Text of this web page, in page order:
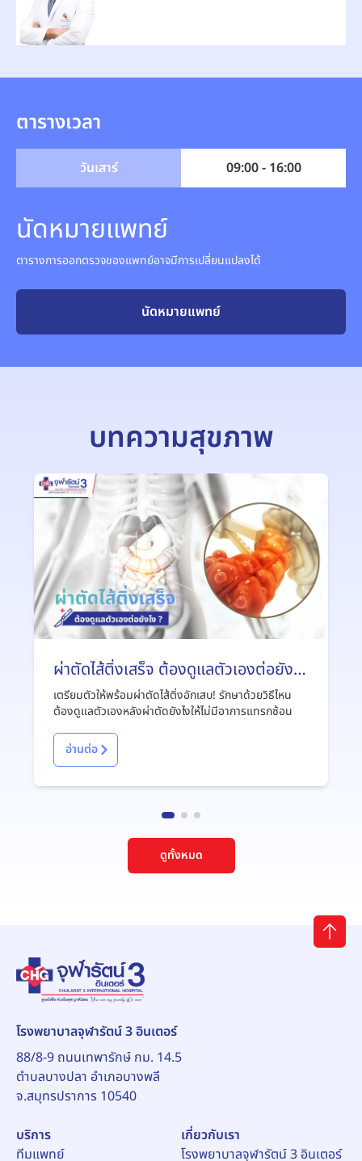
ตารางเวลา
วันเสาร์ 09:00 - 16:00
นัดหมายแพทย์
ตารางการออกตรวจของแพทย์อาจมีการเปลี่ยนแปลงได้
นัดหมายแพทย์
บทความสุขภาพ
ผ่าตัดไส้ติ่งเสร็จ ต้องดูแลตัวเองต่อยังไง
?
เตรียมตัวให้พร้อมผ่าตัดไส้ติ่งอักเสบ! รักษาด้วยวิธีไหน
ต้องดูแลตัวเองหลังผ่าตัดยังไงให้ไม่มีอาการแทรกซ้อน
อ่านต่อ
ดูทั้งหมด
โรงพยาบาลจุฬารัตน์ 3 อินเตอร์
88/8-9 ถนนเทพารักษ์ กม. 14.5
ตำบลบางปลา อำเภอบางพลี
จ.สมุทรปราการ 10540
บริการ
ทีมแพทย์
เกี่ยวกับเรา
โรงพยาบาลจุฬารัตน์ 3 อินเตอร์